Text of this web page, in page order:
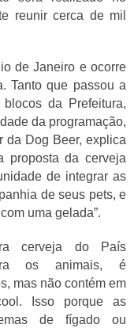
reunir cerca de mil
de Janeiro e ocorre
Tanto que passou a
da Prefeitura,
da programação,
da Dog Beer, explica
proposta da cerveja
de integrar as
de seus pets, e
uma gelada”.
cerveja do País
os animais, é
mas não contém em
Isso porque as
de fígado ou